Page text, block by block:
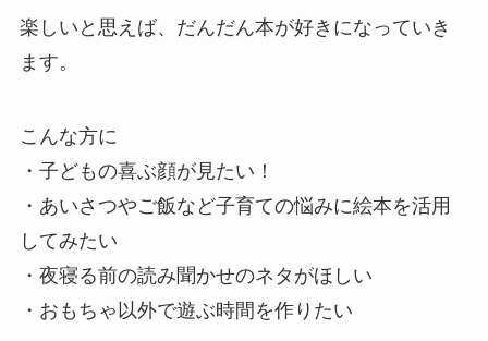
楽しいと思えば、だんだん本が好きになっていき
ます。
こんな方に
・子どもの喜ぶ顔が見たい！
・あいさつやご飯など子育ての悩みに絵本を活用
してみたい
・夜寝る前の読み聞かせのネタがほしい
・おもちゃ以外で遊ぶ時間を作りたい